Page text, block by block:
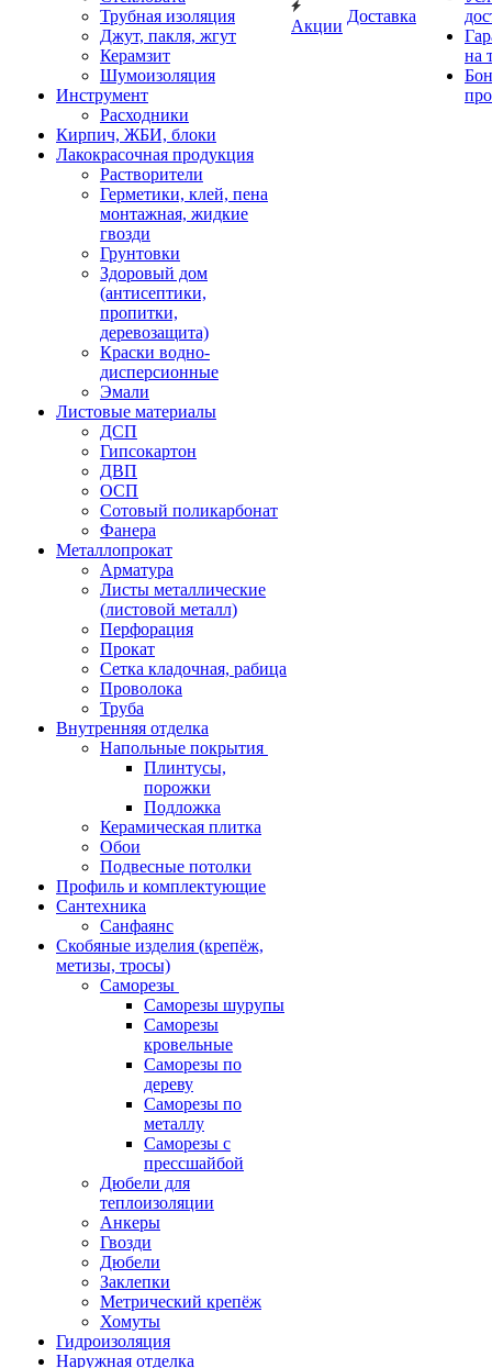
Трубная изоляция
Джут, пакля, жгут
Керамзит
Шумоизоляция
Инструмент
Расходники
Кирпич, ЖБИ, блоки
Лакокрасочная продукция
Растворители
Герметики, клей, пена
монтажная, жидкие
гвозди
Грунтовки
Здоровый дом
(антисептики,
пропитки,
деревозащита)
Краски водно-
дисперсионные
Эмали
Листовые материалы
ДСП
Гипсокартон
ДВП
ОСП
Сотовый поликарбонат
Фанера
Металлопрокат
Арматура
Листы металлические
(листовой металл)
Перфорация
Прокат
Сетка кладочная, рабица
Проволока
Труба
Внутренняя отделка
Напольные покрытия
Плинтусы,
порожки
Подложка
Керамическая плитка
Обои
Подвесные потолки
Профиль и комплектующие
Сантехника
Санфаянс
Скобяные изделия (крепёж,
метизы, тросы)
Саморезы
Саморезы шурупы
Саморезы
кровельные
Саморезы по
дереву
Саморезы по
металлу
Саморезы с
прессшайбой
Дюбели для
теплоизоляции
Анкеры
Гвозди
Дюбели
Заклепки
Метрический крепёж
Хомуты
Гидроизоляция
Наружная отделка
Акции
Доставка
на